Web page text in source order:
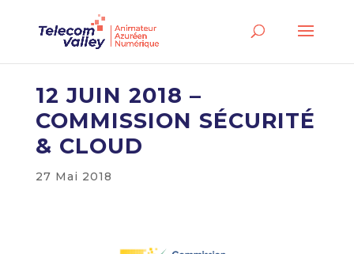
12 JUIN 2018 –
COMMISSION SÉCURITÉ
& CLOUD
27 Mai 2018